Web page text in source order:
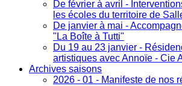
De février à avril -
les écoles du territoire de
De janvier à mai -
"La Boîte à Tutti"
Du 19 au 23 janvier -
artistiques avec Annoïe - Cie
Archives saisons
2026 - 01 - Manifeste de nos